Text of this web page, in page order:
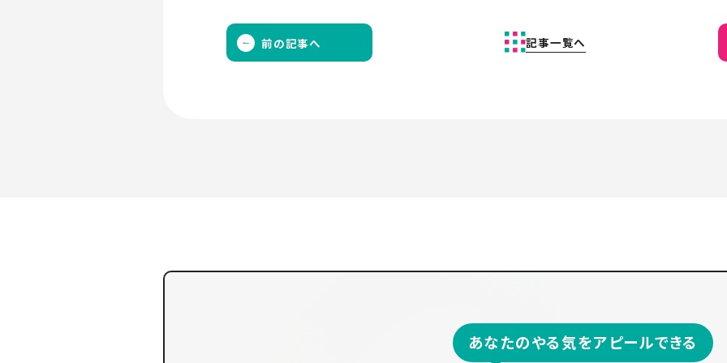
前の記事へ 記事一覧へ
あなたのやる気をアピールできる